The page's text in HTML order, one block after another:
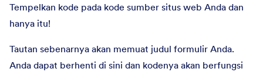
Tempelkan kode pada kode sumber situs web Anda dan
hanya itu!
Tautan sebenarnya akan memuat judul formulir Anda.
Anda dapat berhenti di sini dan kodenya akan berfungsi